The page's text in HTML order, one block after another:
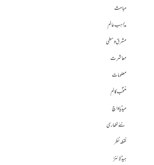
مباحث
مذاہب عالم
مشرق وسطی
معاشرت
معلومات
منتخب کالم
میڈیا واچ
نئے لکھاری
نقطہ نظر
ہیڈلائنز